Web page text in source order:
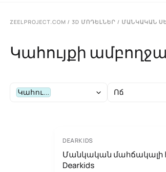
ZEELPROJECT.COM / 3D ՄՈԴԵԼՆԵՐ / ՄԱՆԿԱԿԱՆ
Կահույքի
Կահու... Ոճ
DEARKIDS
Մանկական
Dearkids